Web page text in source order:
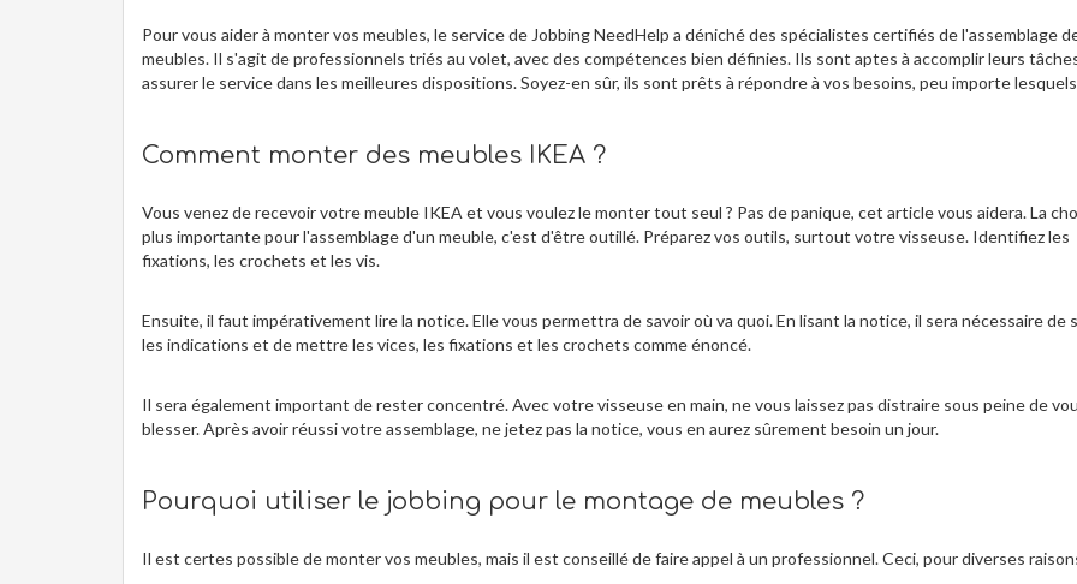
Pour vous aider à monter vos meubles, le service de Jobbing NeedHelp a déniché des spécialistes certifiés de l'assemblage
meubles. Il s'agit de professionnels triés au volet, avec des compétences bien définies. Ils sont aptes à accomplir leurs
assurer le service dans les meilleures dispositions. Soyez-en sûr, ils sont prêts à répondre à vos besoins, peu importe
Comment monter des meubles IKEA ?
Vous venez de recevoir votre meuble IKEA et vous voulez le monter tout seul ? Pas de panique, cet article vous aidera. La
plus importante pour l'assemblage d'un meuble, c'est d'être outillé. Préparez vos outils, surtout votre visseuse. Identifiez les
fixations, les crochets et les vis.
Ensuite, il faut impérativement lire la notice. Elle vous permettra de savoir où va quoi. En lisant la notice, il sera nécessaire de
les indications et de mettre les vices, les fixations et les crochets comme énoncé.
Il sera également important de rester concentré. Avec votre visseuse en main, ne vous laissez pas distraire sous peine de
blesser. Après avoir réussi votre assemblage, ne jetez pas la notice, vous en aurez sûrement besoin un jour.
Pourquoi utiliser le jobbing pour le montage de meubles ?
Il est certes possible de monter vos meubles, mais il est conseillé de faire appel à un professionnel. Ceci, pour diverses